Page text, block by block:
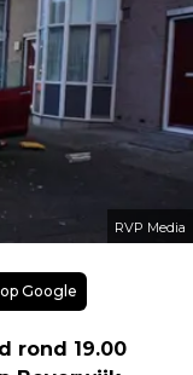
RVP Media
Google
rond 19.00